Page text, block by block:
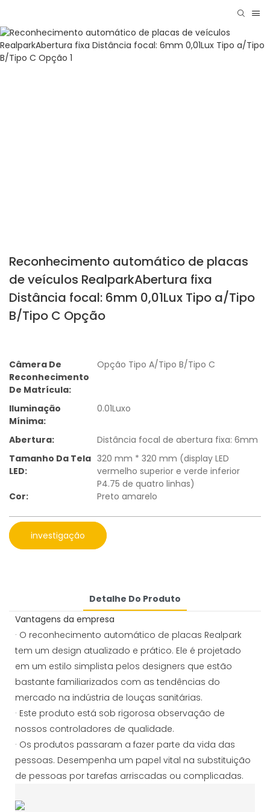
Reconhecimento automático de placas
de veículos RealparkAbertura fixa
Distância focal: 6mm 0,01Lux Tipo a/Tipo
B/Tipo C Opção
Câmera De
Reconhecimento
De Matrícula:
Opção Tipo A/Tipo B/Tipo C
Iluminação
Mínima:
0.01Luxo
Abertura:
Distância focal de abertura fixa: 6mm
Tamanho Da Tela
LED:
320 mm * 320 mm (display LED
vermelho superior e verde inferior
P4.75 de quatro linhas)
Cor:
Preto amarelo
investigação
Detalhe Do Produto
Vantagens da empresa
· O reconhecimento automático de placas Realpark
tem um design atualizado e prático. Ele é projetado
em um estilo simplista pelos designers que estão
bastante familiarizados com as tendências do
mercado na indústria de louças sanitárias.
· Este produto está sob rigorosa observação de
nossos controladores de qualidade.
· Os produtos passaram a fazer parte da vida das
pessoas. Desempenha um papel vital na substituição
de pessoas por tarefas arriscadas ou complicadas.